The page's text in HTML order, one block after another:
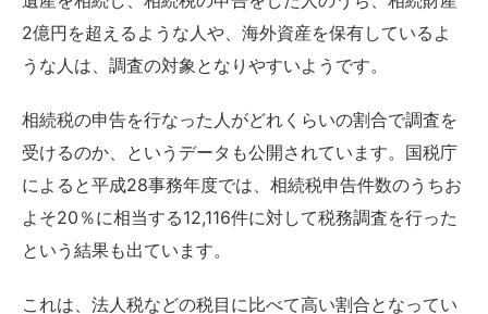
2億円を超えるような人や、海外資産を保有しているよ
うな人は、調査の対象となりやすいようです。
相続税の申告を行なった人がどれくらいの割合で調査を
受けるのか、というデータも公開されています。国税庁
によると平成28事務年度では、相続税申告件数のうちお
よそ20％に相当する12,116件に対して税務調査を行った
という結果も出ています。
これは、法人税などの税目に比べて高い割合となってい